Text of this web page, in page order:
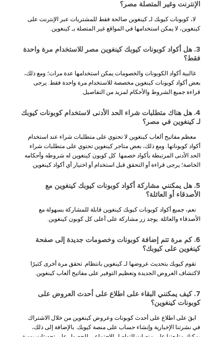
الإنترنت وغير المتصلة مصر؟
لا، كوبونات كيوبك لـ كينغوين صالحة فقط للمشتريات عبر الإنترنت على
كينغوين، لا يمكن استخدامها في المواقع غير المتصلة بـ كينغوين.
3. هل أكواد كوبونات كيوبك كينغوين مصر للاستخدام مرة واحدة
فقط؟
غالبية أكواد الكوبونات والخصومات يمكن استخدامها عدة مرات؛ ومع ذلك،
بعض أكواد كوبونات كينغوين مخصصة للاستخدام مرة واحدة فقط. يرجى
قراءة جميع الشروط والأحكام لمزيد من التفاصيل.
4. هل هناك متطلبات شراء الحد الأدنى لاستخدام كوبونات كيوبك
لـ كينغوين في مصر؟
معظم مفاتيح ألعاب كينغوين لا تحتوي على متطلبات شراء عند استخدام
أكواد كوبوناتها. ومع ذلك، بعض متاجر كينغوين تحتوي على متطلبات شراء
الحد الأدنى المرتبطة بأكواد خصمها. كل كوبون كينغوين له شروطه وأحكامه
الخاصة؛ يرجى قراءة أو التحقق قبل استخدام أو اختيار أي أكواد كينغوين.
5. هل يمكنني مشاركة أكواد كوبونات كيوبك كينغوين مع
الأصدقاء أو العائلة؟
نعم، جميع أكواد كوبونات كيوبك كينغوين قابلة للمشاركة بسهولة مع
الأصدقاء والعائلة. يوجد زر مشاركة على أعلى كل كوبون كينغوين.
6. كم مرة تتم إضافة كوبونات وخصومات جديدة إلى صفحة
كينغوين على كيوبك؟
تقوم كيوبك بتحديث عروضها لـ كينغوين بانتظام. تحقق مرة أخرى كثيرًا
لاكتشاف العروض الجديدة وتعظيم التوفير على مفاتيح ألعاب كينغوين.
7. كيف يمكنني البقاء على اطلاع على أحدث العروض على
كوبونات كينغوين؟
ابقَ على اطلاع على أحدث كوبونات وعروض كينغوين من خلال الاشتراك
في نشرتنا الإخبارية وإنشاء حساب على منصة كيوبك. بالإضافة إلى ذلك،